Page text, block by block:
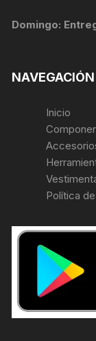
Domingo:
NAVEGACIÓN
Inicio
Política